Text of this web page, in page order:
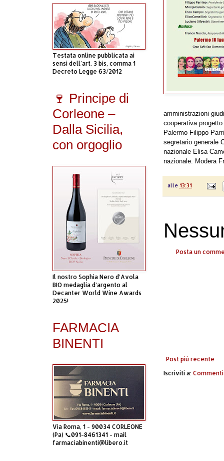
amministrazioni
cooperativa
Palermo Filippo
segretario generale
nazionale Elisa
nazionale. Modera
alle 13:31
Posta un
Post più recente
Iscriviti a:
Testata online pubblicata ai
sensi dell'art. 3 bis, comma 1
Decreto Legge 63/2012
🍷 Principe di
Corleone –
Dalla Sicilia,
con orgoglio
Il nostro Sophia Nero d’Avola
BIO medaglia d’argento al
Decanter World Wine Awards
2025!
FARMACIA
BINENTI
Via Roma, 1 - 90034 CORLEONE
(Pa) 📞091-8461341 - mail
farmaciabinenti@libero.it